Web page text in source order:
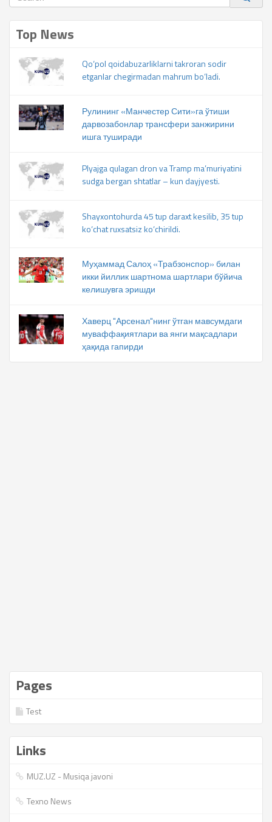
Top News
Qo‘pol qoidabuzarliklarni takroran sodir
etganlar chegirmadan mahrum bo‘ladi.
Рулининг «Манчестер Сити»га ўтиши
дарвозабонлар трансфери занжирини
ишга туширади
Plyajga qulagan dron va Tramp ma’muriyatini
sudga bergan shtatlar – kun dayjyesti.
Shayxontohurda 45 tup daraxt kesilib, 35 tup
ko‘chat ruxsatsiz ko‘chirildi.
Муҳаммад Салоҳ «Трабзонспор» билан
икки йиллик шартнома шартлари бўйича
келишувга эришди
Хаверц "Арсенал"нинг ўтган мавсумдаги
муваффақиятлари ва янги мақсадлари
ҳақида гапирди
Pages
Test
Links
MUZ.UZ - Musiqa javoni
Texno News